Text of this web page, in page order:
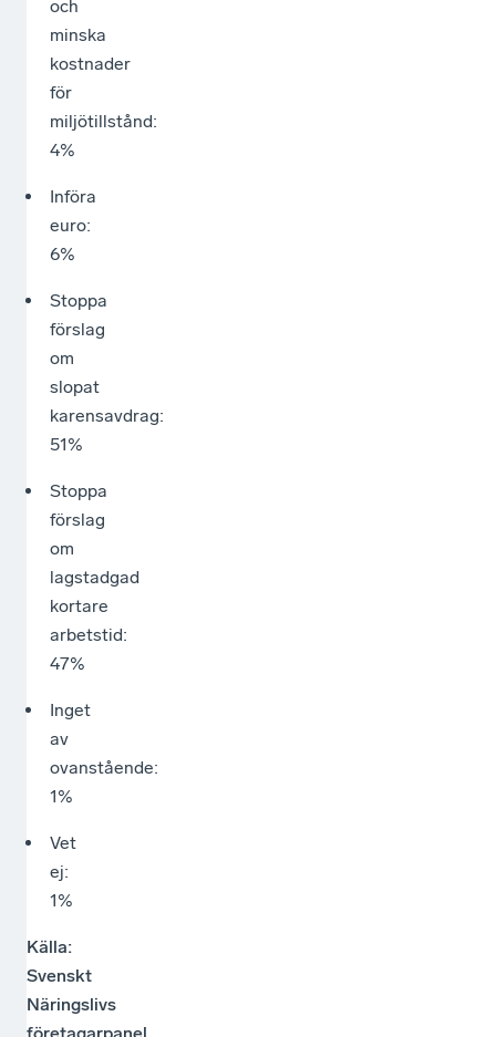
och
minska
kostnader
för
miljötillstånd:
4%
Införa
euro:
6%
Stoppa
förslag
om
slopat
karensavdrag:
51%
Stoppa
förslag
om
lagstadgad
kortare
arbetstid:
47%
Inget
av
ovanstående:
1%
Vet
ej:
1%
Källa:
Svenskt
Näringslivs